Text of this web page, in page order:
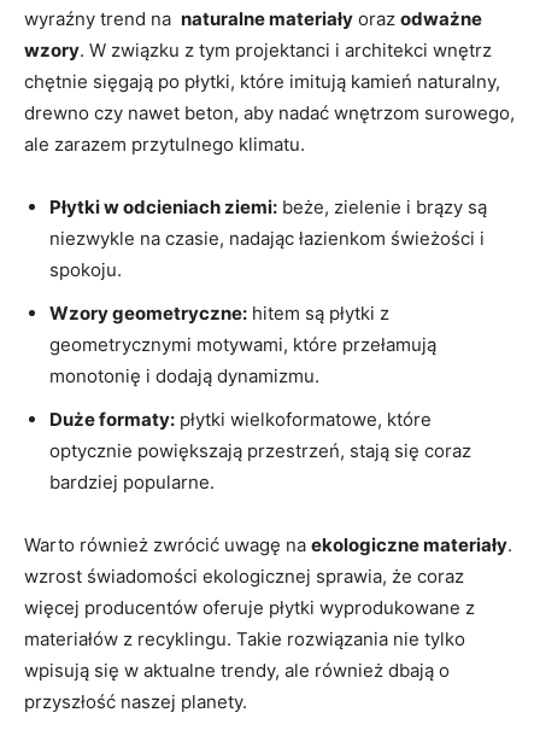
wyraźny trend​ na ​ naturalne materiały oraz odważne
wzory. W związku z tym ‌projektanci i architekci ⁢wnętrz
chętnie sięgają po płytki, które imitują kamień naturalny,
drewno czy nawet beton, aby nadać wnętrzom surowego,
ale zarazem przytulnego klimatu.
Płytki w odcieniach ⁤ziemi: beże, zielenie i brązy są
niezwykle na ​czasie, ‌nadając​ łazienkom świeżości i
⁤spokoju.
Wzory​ geometryczne: hitem są płytki z
geometrycznymi ‌motywami, które przełamują
monotonię ⁢i dodają dynamizmu.
Duże formaty: ⁤płytki wielkoformatowe,⁣ które
optycznie powiększają przestrzeń, stają się coraz
bardziej popularne.
Warto również zwrócić uwagę na ekologiczne materiały.
wzrost świadomości‍ ekologicznej ⁤sprawia, że coraz⁤
więcej⁣ producentów oferuje płytki wyprodukowane ​z
materiałów z recyklingu. Takie rozwiązania nie tylko
wpisują się w aktualne‍ trendy, ale również dbają o
przyszłość naszej planety.